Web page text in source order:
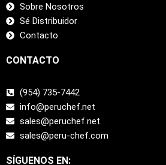
Sobre Nosotros
Sé Distribuidor
Contacto
CONTACTO
(954) 735-7442
info@peruchef.net
sales@peruchef.net
sales@peru-chef.com
SÍGUENOS EN: